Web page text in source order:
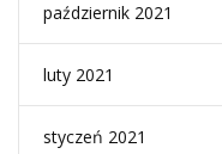
październik 2021
luty 2021
styczeń 2021